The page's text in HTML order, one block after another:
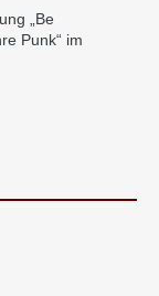
„Be
Punk“ im